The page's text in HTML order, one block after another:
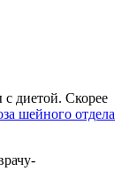
диетой. Скорее
шейного отдела